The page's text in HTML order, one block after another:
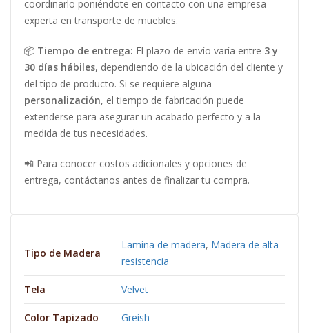
coordinarlo poniéndote en contacto con una empresa
experta en transporte de muebles.
📦 Tiempo de entrega: El plazo de envío varía entre 3 y
30 días hábiles, dependiendo de la ubicación del cliente y
del tipo de producto. Si se requiere alguna
personalización, el tiempo de fabricación puede
extenderse para asegurar un acabado perfecto y a la
medida de tus necesidades.
📲 Para conocer costos adicionales y opciones de
entrega, contáctanos antes de finalizar tu compra.
Tipo de Madera
Lamina de madera, Madera de alta
resistencia
Tela Velvet
Color Tapizado Greish